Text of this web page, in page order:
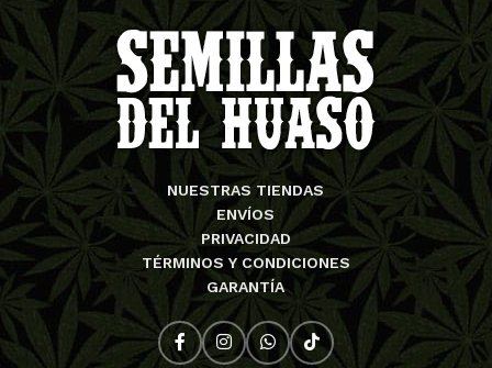
NUESTRAS TIENDAS
ENVÍOS
PRIVACIDAD
TÉRMINOS Y CONDICIONES
GARANTÍA